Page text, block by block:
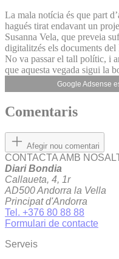
La mala notícia és que part
hagués tirat endavant un
Susanna Vela, que preveia
digitalitzés els documents
No va passar el tall polític, i
que aquesta vegada sigui la
Google Adsense
Comentaris
Afegir nou comentari
CONTACTA AMB
Diari Bondia
Callaueta, 4, 1r
AD500 Andorra la Vella
Principat d'Andorra
Tel. +376 80 88 88
Formulari de contacte
Serveis